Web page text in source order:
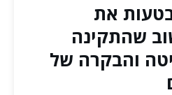
את
שהתקינה
והבקרה של